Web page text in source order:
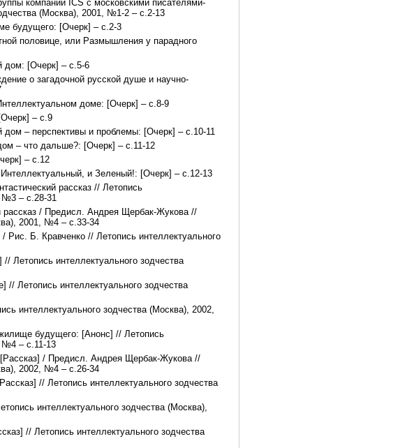
компаний ICS с московскими писателями-
(Москва), 2001, №1-2 – с.2-13
будущего: [Очерк] – с.2-3
половице, или Размышления у парадного
дом: [Очерк] – с.5-6
о загадочной русской душе и научно-
доме: [Очерк] – с.8-9
– с.9
дом – перспективы и проблемы: [Очерк] – с.10-11
– что дальше?: [Очерк] – с.11-12
– с.12
и Зеленый!: [Очерк] – с.12-13
рассказ // Летопись
№3 – с.28-31
рассказ / Предисл. Андрея Щербак-Жукова //
2001, №4 – с.33-34
Б. Кравченко // Летопись интеллектуального
Летопись интеллектуального зодчества
// Летопись интеллектуального зодчества
интеллектуального зодчества (Москва), 2002,
будущего: [Анонс] // Летопись
№4 – с.11-13
/ Предисл. Андрея Щербак-Жукова //
2002, №4 – с.26-34
// Летопись интеллектуального зодчества
интеллектуального зодчества (Москва),
// Летопись интеллектуального зодчества